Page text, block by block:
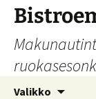
Siirry
sisältöön
Valikko